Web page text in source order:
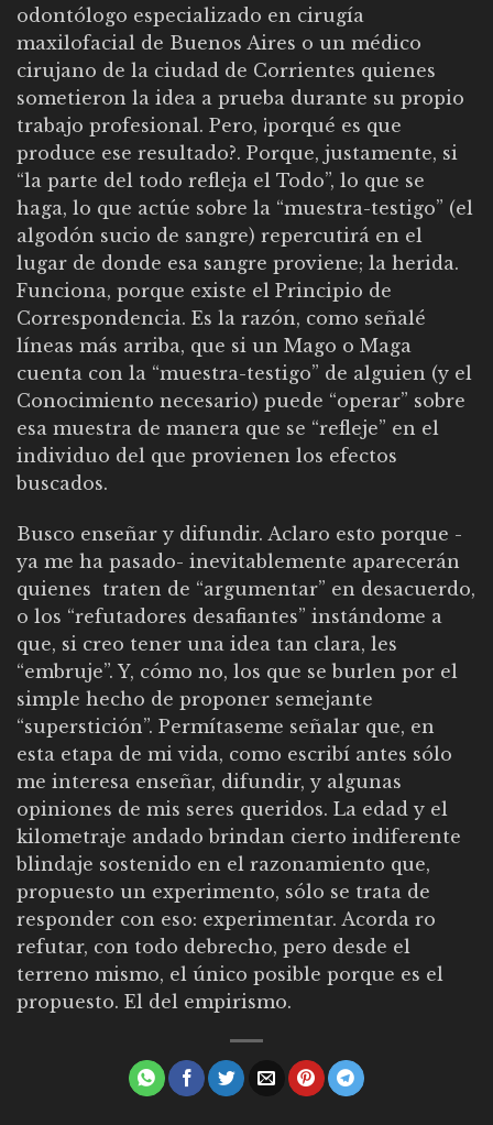
odontólogo especializado en cirugía
maxilofacial de Buenos Aires o un médico
cirujano de la ciudad de Corrientes quienes
sometieron la idea a prueba durante su propio
trabajo profesional. Pero, ¡porqué es que
produce ese resultado?. Porque, justamente, si
“la parte del todo refleja el Todo”, lo que se
haga, lo que actúe sobre la “muestra-testigo” (el
algodón sucio de sangre) repercutirá en el
lugar de donde esa sangre proviene; la herida.
Funciona, porque existe el Principio de
Correspondencia. Es la razón, como señalé
líneas más arriba, que si un Mago o Maga
cuenta con la “muestra-testigo” de alguien (y el
Conocimiento necesario) puede “operar” sobre
esa muestra de manera que se “refleje” en el
individuo del que provienen los efectos
buscados.
Busco enseñar y difundir. Aclaro esto porque -
ya me ha pasado- inevitablemente aparecerán
quienes traten de “argumentar” en desacuerdo,
o los “refutadores desafiantes” instándome a
que, si creo tener una idea tan clara, les
“embruje”. Y, cómo no, los que se burlen por el
simple hecho de proponer semejante
“superstición”. Permítaseme señalar que, en
esta etapa de mi vida, como escribí antes sólo
me interesa enseñar, difundir, y algunas
opiniones de mis seres queridos. La edad y el
kilometraje andado brindan cierto indiferente
blindaje sostenido en el razonamiento que,
propuesto un experimento, sólo se trata de
responder con eso: experimentar. Acorda ro
refutar, con todo debrecho, pero desde el
terreno mismo, el único posible porque es el
propuesto. El del empirismo.